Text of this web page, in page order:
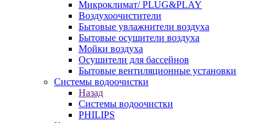
Микроклимат/ PLUG&PLAY
Воздухоочистители
Бытовые увлажнители воздуха
Бытовые осушители воздуха
Мойки воздуха
Осушители для бассейнов
Бытовые вентиляционные установки
Системы водоочистки
Назад
Системы водоочистки
PHILIPS